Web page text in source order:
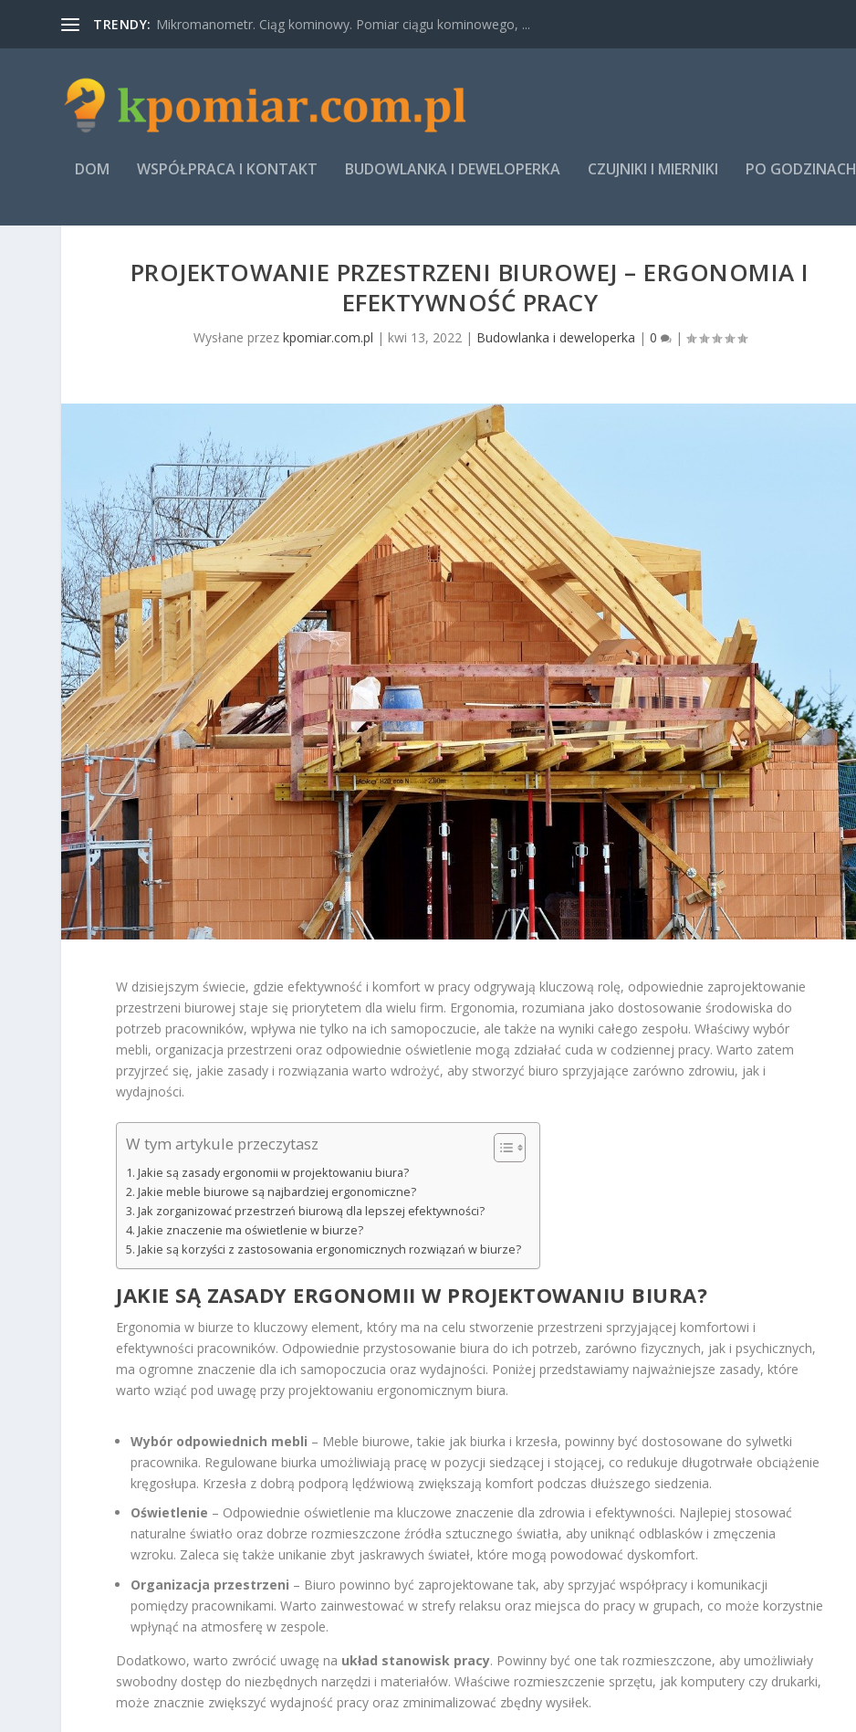
TRENDY: Mikromanometr. Ciąg kominowy. Pomiar ciągu kominowego, ...
DOM WSPÓŁPRACA I KONTAKT BUDOWLANKA I DEWELOPERKA CZUJNIKI I MIERNIKI PO GODZINACH
PROJEKTOWANIE PRZESTRZENI BIUROWEJ – ERGONOMIA I
EFEKTYWNOŚĆ PRACY
Wysłane przez kpomiar.com.pl | kwi 13, 2022| Budowlanka i deweloperka | 0 |
W dzisiejszym świecie, gdzie efektywność i komfort w pracy odgrywają kluczową rolę, odpowiednie zaprojektowanie
przestrzeni biurowej staje się priorytetem dla wielu firm. Ergonomia, rozumiana jako dostosowanie środowiska do
potrzeb pracowników, wpływa nie tylko na ich samopoczucie, ale także na wyniki całego zespołu. Właściwy wybór
mebli, organizacja przestrzeni oraz odpowiednie oświetlenie mogą zdziałać cuda w codziennej pracy. Warto zatem
przyjrzeć się, jakie zasady i rozwiązania warto wdrożyć, aby stworzyć biuro sprzyjające zarówno zdrowiu, jak i
wydajności.
W tym artykule przeczytasz
Jakie są zasady ergonomii w projektowaniu biura?
Jakie meble biurowe są najbardziej ergonomiczne?
Jak zorganizować przestrzeń biurową dla lepszej efektywności?
Jakie znaczenie ma oświetlenie w biurze?
Jakie są korzyści z zastosowania ergonomicznych rozwiązań w biurze?
JAKIE SĄ ZASADY ERGONOMII W PROJEKTOWANIU BIURA?
Ergonomia w biurze to kluczowy element, który ma na celu stworzenie przestrzeni sprzyjającej komfortowi i
efektywności pracowników. Odpowiednie przystosowanie biura do ich potrzeb, zarówno fizycznych, jak i psychicznych,
ma ogromne znaczenie dla ich samopoczucia oraz wydajności. Poniżej przedstawiamy najważniejsze zasady, które
warto wziąć pod uwagę przy projektowaniu ergonomicznym biura.
Wybór odpowiednich mebli – Meble biurowe, takie jak biurka i krzesła, powinny być dostosowane do sylwetki
pracownika. Regulowane biurka umożliwiają pracę w pozycji siedzącej i stojącej, co redukuje długotrwałe obciążenie
kręgosłupa. Krzesła z dobrą podporą lędźwiową zwiększają komfort podczas dłuższego siedzenia.
Oświetlenie – Odpowiednie oświetlenie ma kluczowe znaczenie dla zdrowia i efektywności. Najlepiej stosować
naturalne światło oraz dobrze rozmieszczone źródła sztucznego światła, aby uniknąć odblasków i zmęczenia
wzroku. Zaleca się także unikanie zbyt jaskrawych świateł, które mogą powodować dyskomfort.
Organizacja przestrzeni – Biuro powinno być zaprojektowane tak, aby sprzyjać współpracy i komunikacji
pomiędzy pracownikami. Warto zainwestować w strefy relaksu oraz miejsca do pracy w grupach, co może korzystnie
wpłynąć na atmosferę w zespole.
Dodatkowo, warto zwrócić uwagę na układ stanowisk pracy. Powinny być one tak rozmieszczone, aby umożliwiały
swobodny dostęp do niezbędnych narzędzi i materiałów. Właściwe rozmieszczenie sprzętu, jak komputery czy drukarki,
może znacznie zwiększyć wydajność pracy oraz zminimalizować zbędny wysiłek.